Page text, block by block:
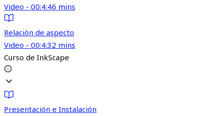
Video - 00:4:46 mins
Relación de aspecto
Video - 00:4:32 mins
Curso de InkScape
Presentación e Instalación